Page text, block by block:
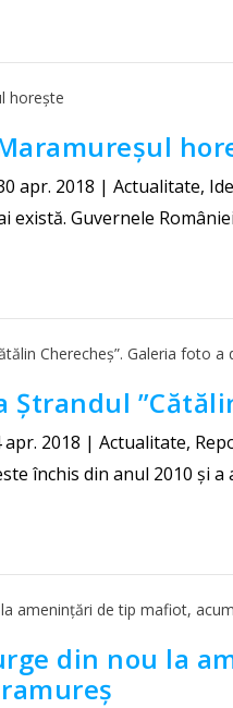
apr. 2018 |Actualitate,
există. Guvernele
Ștrandul
apr. 2018 |Actualitate,
închis din anul 2010 și
din nou la